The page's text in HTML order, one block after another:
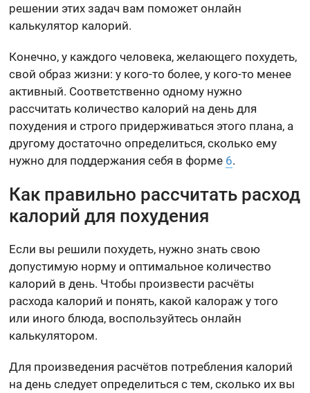
решении этих задач вам поможет онлайн
калькулятор калорий.
Конечно, у каждого человека, желающего похудеть,
свой образ жизни: у кого-то более, у кого-то менее
активный. Соответственно одному нужно
рассчитать количество калорий на день для
похудения и строго придерживаться этого плана, а
другому достаточно определиться, сколько ему
нужно для поддержания себя в форме 6.
Как правильно рассчитать расход
калорий для похудения
Если вы решили похудеть, нужно знать свою
допустимую норму и оптимальное количество
калорий в день. Чтобы произвести расчёты
расхода калорий и понять, какой калораж у того
или иного блюда, воспользуйтесь онлайн
калькулятором.
Для произведения расчётов потребления калорий
на день следует определиться с тем, сколько их вы